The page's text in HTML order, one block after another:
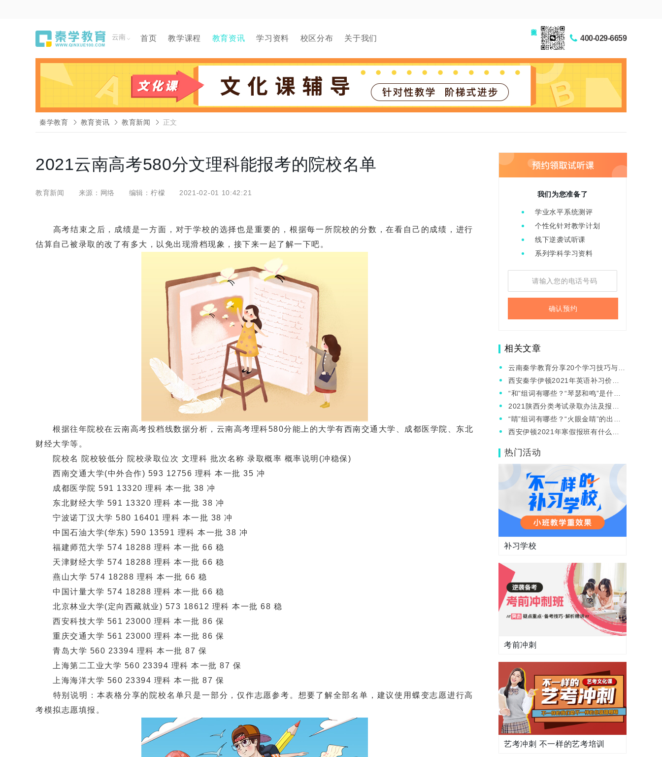
云南 首页 教学课程 教育资讯 学习资料 校区分布 关于我们 400-029-6659
秦学教育 教育资讯 教育新闻 正文
2021云南高考580分文理科能报考的院校名单
教育新闻 来源：网络 编辑：柠檬 2021-02-01 10:42:21
高考结束之后，成绩是一方面，对于学校的选择也是重要的，根据每一所院校的分数，在看自己的成绩，进行
估算自己被录取的改了有多大，以免出现滑档现象，接下来一起了解一下吧。
根据往年院校在云南高考投档线数据分析，云南高考理科580分能上的大学有西南交通大学、成都医学院、东北
财经大学等。
院校名 院校较低分 院校录取位次 文理科 批次名称 录取概率 概率说明(冲稳保)
西南交通大学(中外合作) 593 12756 理科 本一批 35 冲
成都医学院 591 13320 理科 本一批 38 冲
东北财经大学 591 13320 理科 本一批 38 冲
宁波诺丁汉大学 580 16401 理科 本一批 38 冲
中国石油大学(华东) 590 13591 理科 本一批 38 冲
福建师范大学 574 18288 理科 本一批 66 稳
天津财经大学 574 18288 理科 本一批 66 稳
燕山大学 574 18288 理科 本一批 66 稳
中国计量大学 574 18288 理科 本一批 66 稳
北京林业大学(定向西藏就业) 573 18612 理科 本一批 68 稳
西安科技大学 561 23000 理科 本一批 86 保
重庆交通大学 561 23000 理科 本一批 86 保
青岛大学 560 23394 理科 本一批 87 保
上海第二工业大学 560 23394 理科 本一批 87 保
上海海洋大学 560 23394 理科 本一批 87 保
特别说明：本表格分享的院校名单只是一部分，仅作志愿参考。想要了解全部名单，建议使用蝶变志愿进行高
考模拟志愿填报。
我们为您准备了
学业水平系统测评
个性化针对教学计划
线下逆袭试听课
系列学科学习资料
确认预约
相关文章
云南秦学教育分享20个学习技巧与方
法, 如何逆袭暑假？
西安秦学伊顿2021年英语补习价格
表，英语教学效果小篇章
“和”组词有哪些？“琴瑟和鸣”是什么
意思？
2021陕西分类考试录取办法及报到
时间?
“睛”组词有哪些？“火眼金睛”的出处
是什么？
西安伊顿2021年寒假报班有什么活
热门活动
补习学校
考前冲刺
艺考冲刺 不一样的艺考培训